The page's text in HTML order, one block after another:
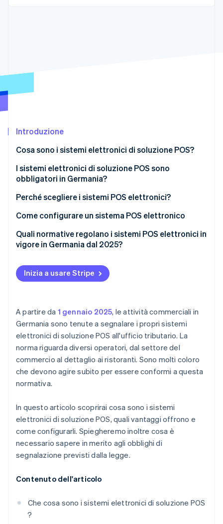
Scopri cosa ti aspetta
Climate
Identity
Scopri come Stripe sta costruendo l'infrastruttura
Guarda ora
Introduzione
Cosa sono i sistemi elettronici di soluzione POS?
Lo sviluppo dei sistemi di registratori di cassa
Ambiti di richiesta di registrazione per i sistemi
elettronici di soluzioni POS.
I sistemi elettronici di soluzione POS sono
obbligatori in Germania?
Perché scegliere i sistemi POS elettronici?
Vantaggi per i clienti
Vantaggi per le attività
Contabilità automatizzata
Come configurare un sistema POS elettronico
Determinare i requisiti
Selezionare il tipo di sistema
Assemblare l’hardware
Testare, formare e iniziare
Quali normative regolano i sistemi POS elettronici in
vigore in Germania dal 2025?
Qual è il processo di segnalazione?
Inizia a usare Stripe
A partire da 1 gennaio 2025, le attività commerciali in
Germania sono tenute a segnalare i propri sistemi
elettronici di soluzione POS all'ufficio tributario. La
norma riguarda diversi operatori, dal settore del
commercio al dettaglio ai ristoranti. Sono molti coloro
che devono agire subito per essere conformi a questa
normativa.
In questo articolo scoprirai cosa sono i sistemi
elettronici di soluzione POS, quali vantaggi offrono e
come configurarli. Spiegheremo inoltre cosa è
necessario sapere in merito agli obblighi di
segnalazione previsti dalla legge.
Contenuto dell'articolo
Che cosa sono i sistemi elettronici di soluzione POS
?